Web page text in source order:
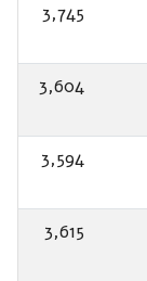
3,745
3,604
3,594
3,615